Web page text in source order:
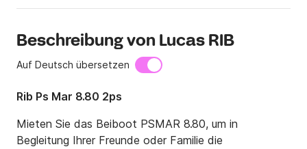
Beschreibung von Lucas RIB
Auf Deutsch übersetzen
Rib Ps Mar 8.80 2ps
Mieten Sie das Beiboot PSMAR 8.80, um in
Begleitung Ihrer Freunde oder Familie die